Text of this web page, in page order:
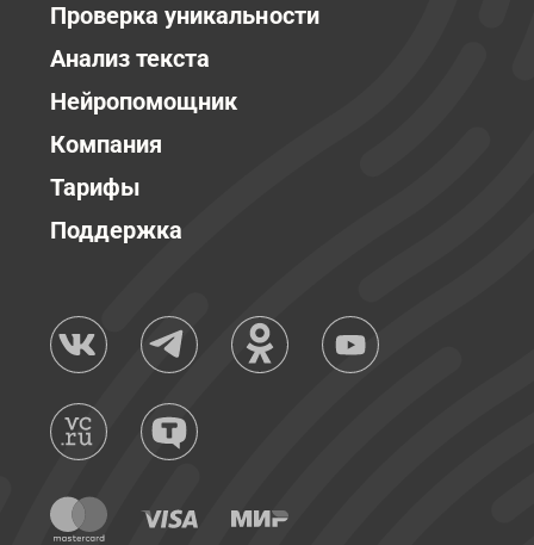
Проверка уникальности
Анализ текста
Нейропомощник
Компания
Тарифы
Поддержка